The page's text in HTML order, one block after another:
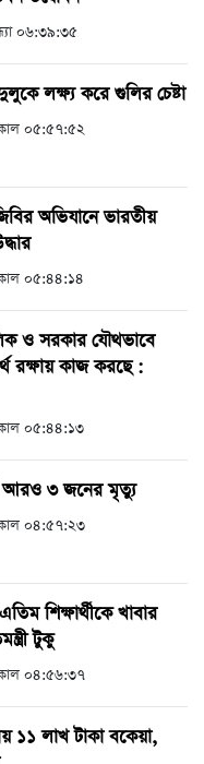
০৬:৩৯:৩৫
লক্ষ্য করে গুলির চেষ্টা
০৫:৫৭:৫২
অভিযানে ভারতীয়
০৫:৪৪:১৪
ও সরকার যৌথভাবে
রক্ষায় কাজ করছে :
০৫:৪৪:১৩
আরও ৩ জনের মৃত্যু
০৪:৫৭:২৩
শিক্ষার্থীকে খাবার
টুকু
০৪:৫৬:৩৭
১১ লাখ টাকা বকেয়া,